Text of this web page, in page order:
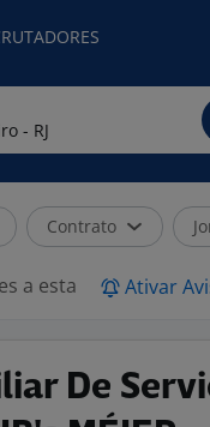
Contrato
a esta Ativar
De